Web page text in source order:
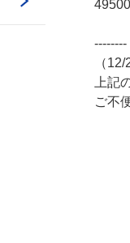
--------
（
上記
ご不